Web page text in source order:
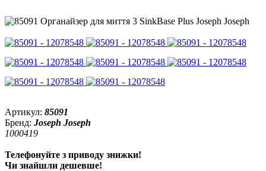
Артикул: 85091
Бренд: Joseph Joseph
1000419
Телефонуйте з приводу знижки!
Чи знайшли дешевше!